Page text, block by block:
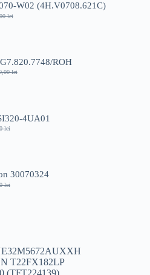
lei.W02 (4H.V0708.621C)
lei
lei.
ROH
lei
lei. 4UA01
lei
lei.30070324
lei
T22FX182LP
(TFT224139)